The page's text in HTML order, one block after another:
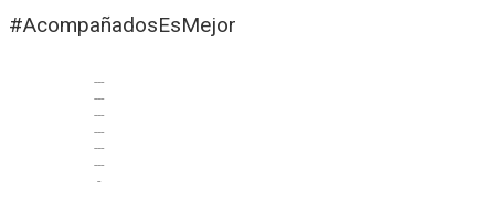
#AcompañadosEsMejor